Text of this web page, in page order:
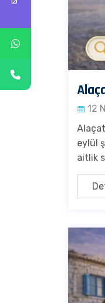
12
eylül
aitlik